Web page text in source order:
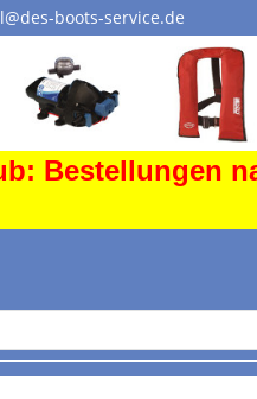
boots-service.de
Bestellungen